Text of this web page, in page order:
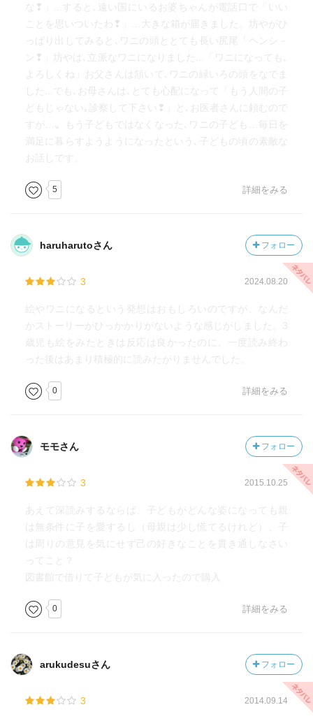
な❢」...すると､遠い国にいるお婆ちゃんが電話口で「いい
ことを思いついたわ❢」…大きな箱が届きました。坊やがひ
っぱり出してみると､ワニの頭ととても長い尻尾「ヘンシ－
ン❢」坊やは､立派なワニになりました...「ワニになっても､
よろしくね」お父さんは頷いて､ワニの緑いろの頭をなでま
した...でも､お母さんは､とても心配になって「もう人間の子
どもじゃない｡診察して下さい❢」と､お医者さんに頼むので
すが…〟もう子どもではなくなった､ワニの子ども…毎日を
満足に暮らすようようになったという､子どもの頃の素敵な
お話しです。
5 詳細をみる
haruharutoさん フォロー
3 2024.08.20
絵やワニになるという発想はおもしろいのですが、なんだ
かストーリーがひっかかりがないような感じがしました。3
歳児も絵をみたときは反応は良かったのに、一度読み終わ
った後はあまり積極的に読みたがりませんでした。
0 詳細をみる
モモさん フォロー
3 2015.10.25
あえて深読みするならば、子どもがどんな姿になっても親
は無条件に子を愛するし（母親は少し慌てるけれど）、子
は周りの意見を気にせず己の好きなことを貫き通しなさい
ってこと？
図書館で借りて子どもが気に入ったので購入
0 詳細をみる
arukudesuさん フォロー
3 2014.09.14